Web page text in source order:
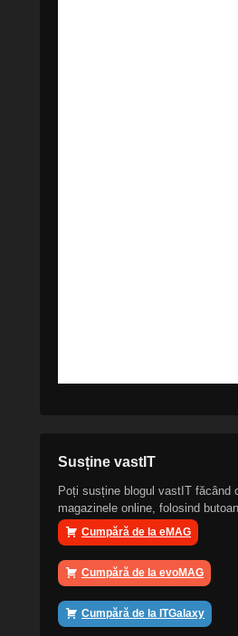
Susține vastIT
Poți susține blogul vastIT făcând
magazinele online, folosind
Cumpără de la eMAG
Cumpără de la evoMAG
Cumpără de la ITGalaxy